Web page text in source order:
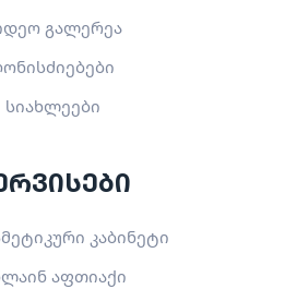
გალერეა
სიახლეები
კაბინეტი
აფთიაქი